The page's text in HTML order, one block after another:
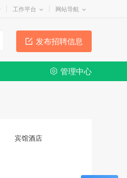
工作平台 网站导航
发布招聘信息
管理中心
宾馆酒店